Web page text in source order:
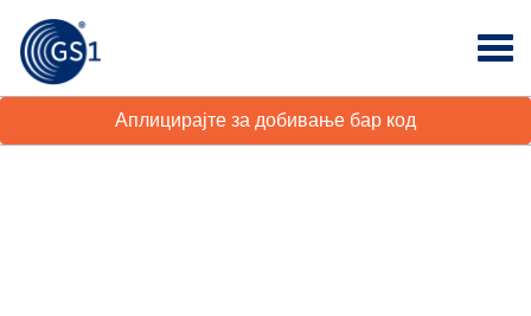
Аплицирајте за добивање бар код